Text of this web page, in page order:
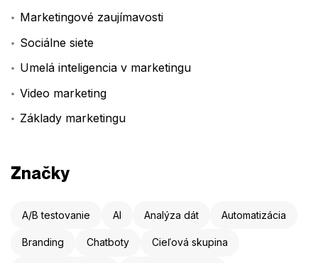
Marketingové zaujímavosti
Sociálne siete
Umelá inteligencia v marketingu
Video marketing
Základy marketingu
Značky
A/B testovanie AI Analýza dát Automatizácia
Branding Chatboty Cieľová skupina